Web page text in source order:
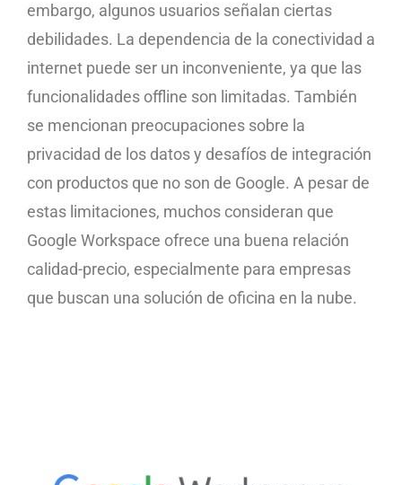
embargo, algunos usuarios señalan ciertas
debilidades. La dependencia de la conectividad a
internet puede ser un inconveniente, ya que las
funcionalidades offline son limitadas. También
se mencionan preocupaciones sobre la
privacidad de los datos y desafíos de integración
con productos que no son de Google. A pesar de
estas limitaciones, muchos consideran que
Google Workspace ofrece una buena relación
calidad-precio, especialmente para empresas
que buscan una solución de oficina en la nube.